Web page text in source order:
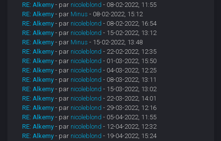
RE: Alkemy - par nicoleblond - 08-02-2022, 11:55
RE: Alkemy - par Minus - 08-02-2022, 15:12
RE: Alkemy - par nicoleblond - 08-02-2022, 16:54
RE: Alkemy - par nicoleblond - 15-02-2022, 13:12
RE: Alkemy - par Minus - 15-02-2022, 13:48
RE: Alkemy - par nicoleblond - 22-02-2022, 12:35
RE: Alkemy - par nicoleblond - 01-03-2022, 15:50
RE: Alkemy - par nicoleblond - 04-03-2022, 12:25
RE: Alkemy - par nicoleblond - 08-03-2022, 13:11
RE: Alkemy - par nicoleblond - 15-03-2022, 13:02
RE: Alkemy - par nicoleblond - 22-03-2022, 14:01
RE: Alkemy - par nicoleblond - 29-03-2022, 12:16
RE: Alkemy - par nicoleblond - 05-04-2022, 11:55
RE: Alkemy - par nicoleblond - 12-04-2022, 12:32
RE: Alkemy - par nicoleblond - 19-04-2022, 15:24